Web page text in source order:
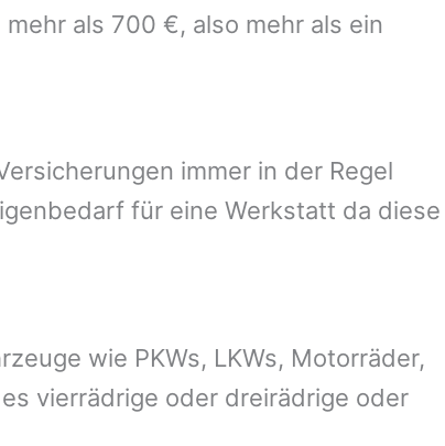
als 700 €, also mehr als ein
immer in der Regel
für eine Werkstatt da diese
wie PKWs, LKWs, Motorräder,
vierrädrige oder dreirädrige oder